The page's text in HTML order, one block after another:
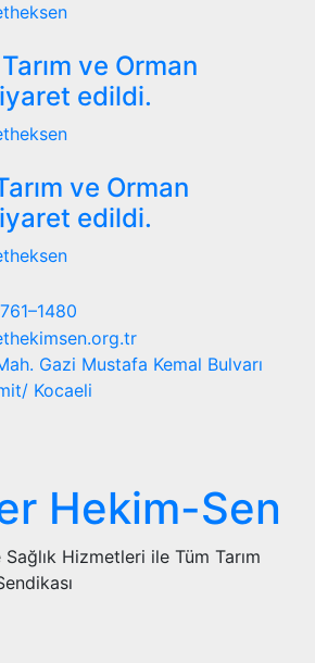
ve Orman
edildi.
ve Orman
edildi.
Gazi Mustafa Kemal Bulvarı
Kocaeli
Hekim-Sen
Hizmetleri ile Tüm Tarım